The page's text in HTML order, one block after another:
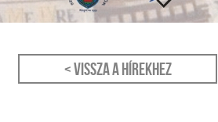
< Vissza a hírekhez